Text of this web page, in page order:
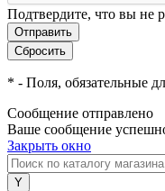
Подтвердите, что вы не
* - Поля, обязательные
Сообщение отправлено
Ваше сообщение
Закрыть окно